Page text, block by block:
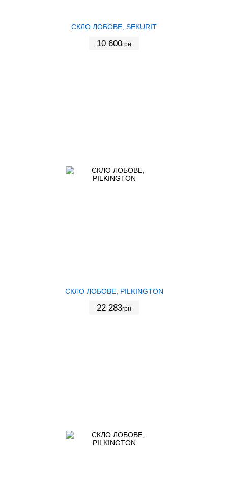
СКЛО ЛОБОВЕ, SEKURIT
10 600грн
СКЛО ЛОБОВЕ, PILKINGTON
22 283грн